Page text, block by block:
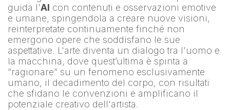
guida l'AI con contenuti e osservazioni emotive
e umane, spingendola a creare nuove visioni,
reinterpretate continuamente finché non
emergono opere che soddisfano le sue
aspettative. L'arte diventa un dialogo tra l'uomo e
la macchina, dove quest’ultima è spinta a
“ragionare” su un fenomeno esclusivamente
umano, il decadimento del corpo, con risultati
che sfidano le convenzioni e amplificano il
potenziale creativo dell'artista.